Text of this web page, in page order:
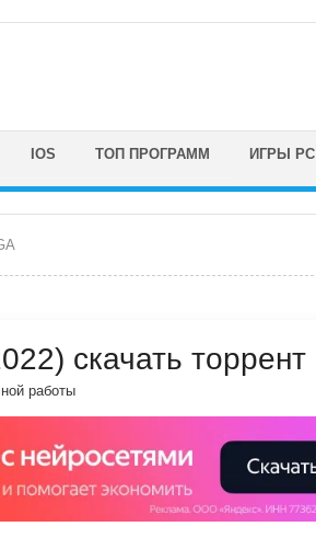
IOS ТОП ПРОГРАММ ИГРЫ PC
скачать торрент
работы